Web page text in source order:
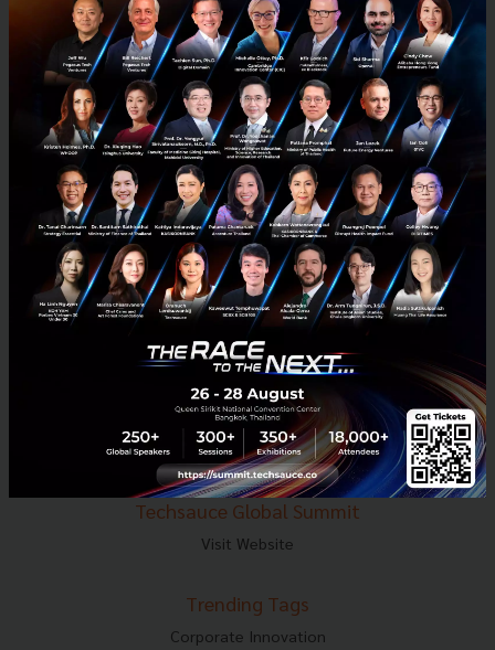
E-mail :contact@techsauce.co
Tel : 02-001-5375
Mobile : 06-4658-9500
Techsauce Media
About Techsauce
Techsauce Services
Privacy Policy
ส่งบทความ
Techsauce Global Summit
Visit Website
Trending Tags
Corporate Innovation